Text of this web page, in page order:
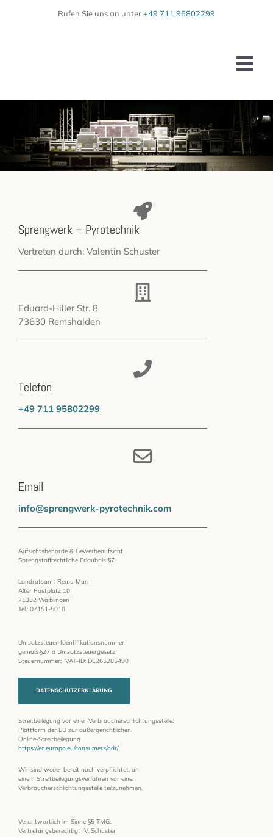
Rufen Sie uns an unter+49 711 95802299
Unser Team
Kontakt
Sprengwerk – Pyrotechnik
Vertreten durch: Valentin Schuster
Eduard-Hiller Str. 8
73630 Remshalden
Telefon
+49 711 95802299
Email
info@sprengwerk-pyrotechnik.com
Aufsichtsbehörde & Gewerbeaufsicht
Sprengstoffrechtliche Erlaubnis §7
Landratsamt Rems-Murr
Alter Postplatz 10
71332 Waiblingen
Tel.: 07151-5010
Umsatzsteuer-Identifikationsnummer
gemäß §27 a Umsatzsteuergesetz
Steuernummer: VAT-ID: DE265285490
DATENSCHUTZERKLÄRUNG
Streitbeilegung vor einer Verbraucherschlichtungsstelle:
Plattform der EU zur außergerichtlichen
Online-Streitbeilegung
https://ec.europa.eu/consumers/odr/
Wir sind weder bereit noch verpflichtet, an
einem Streitbeilegungsverfahren vor einer
Verbraucherschlichtungsstelle teilzunehmen.
Verantwortlich im Sinne §5 TMG:
Vertretungsberechtigt V. Schuster